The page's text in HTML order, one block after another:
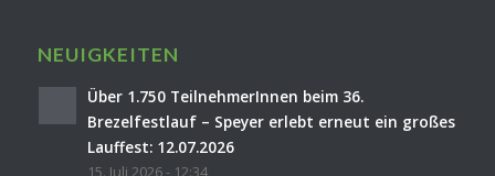
NEUIGKEITEN
Über 1.750 TeilnehmerInnen beim 36.
Brezelfestlauf – Speyer erlebt erneut ein großes
Lauffest: 12.07.2026
15. Juli 2026 - 12:34